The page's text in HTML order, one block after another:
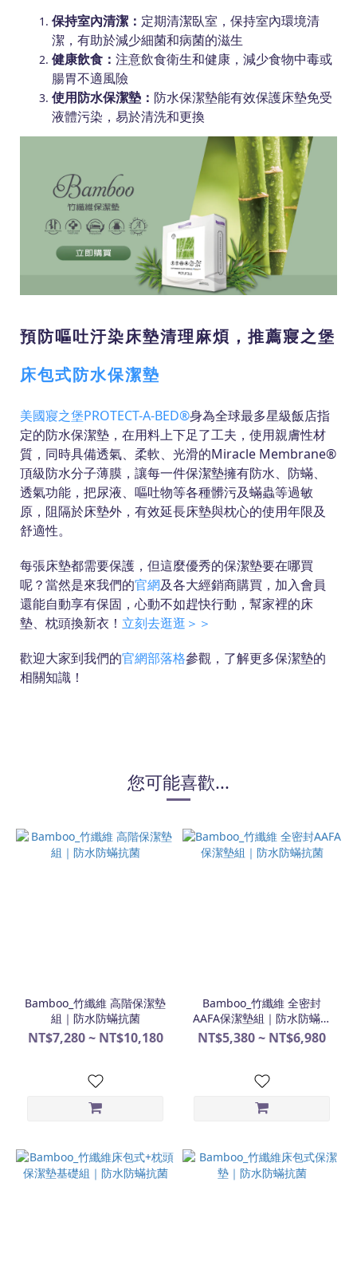
保持室內清潔： 定期清潔臥室，保持室內環境清
潔，有助於減少細菌和病菌的滋生
健康飲食： 注意飲食衛生和健康，減少食物中毒或
腸胃不適風險
使用防水保潔墊： 防水保潔墊能有效保護床墊免受
液體污染，易於清洗和更換
預防嘔吐汙染床墊清理麻煩，推薦寢之堡
床包式防水保潔墊
美國寢之堡PROTECT-A-BED®身為全球最多星級飯店指
定的防水保潔墊，在用料上下足了工夫，使用親膚性材
質，同時具備透氣、柔軟、光滑的Miracle Membrane®
頂級防水分子薄膜，讓每一件保潔墊擁有防水、防蟎、
透氣功能，把尿液、嘔吐物等各種髒污及蟎蟲等過敏
原，阻隔於床墊外，有效延長床墊與枕心的使用年限及
舒適性。
每張床墊都需要保護，但這麼優秀的保潔墊要在哪買
呢？當然是來我們的官網及各大經銷商購買，加入會員
還能自動享有保固，心動不如趕快行動，幫家裡的床
墊、枕頭換新衣！ 立刻去逛逛＞＞
歡迎大家到我們的官網部落格參觀，了解更多保潔墊的
相關知識！
您可能喜歡...
Bamboo_竹纖維 高階保潔墊
組｜防水防蟎抗菌
NT$7,280 ~ NT$10,180
Bamboo_竹纖維 全密封
AAFA保潔墊組｜防水防蟎抗
NT$5,380 ~ NT$6,980